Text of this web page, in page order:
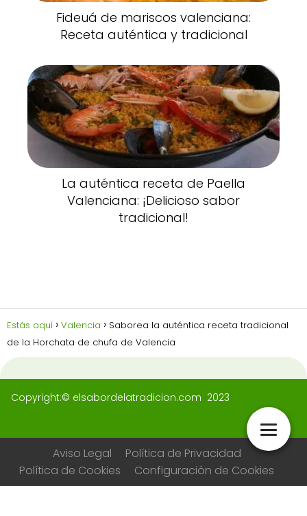
Fideuá de mariscos valenciana:
Receta auténtica y tradicional
La auténtica receta de Paella
Valenciana: ¡Delicioso sabor
tradicional!
Estás aquí Valencia
Saborea la auténtica receta tradicional
de la Horchata de chufa de Valencia
Copyright:© elsabordelatradicion.com 2023
Aviso Legal
Política de Privacidad
Política de Cookies
Configuración de Cookies